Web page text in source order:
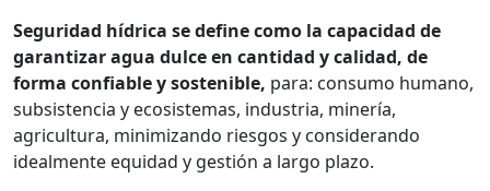
Seguridad hídrica se define como la capacidad de
garantizar agua dulce en cantidad y calidad, de
forma confiable y sostenible, para: consumo humano,
subsistencia y ecosistemas, industria, minería,
agricultura, minimizando riesgos y considerando
idealmente equidad y gestión a largo plazo.